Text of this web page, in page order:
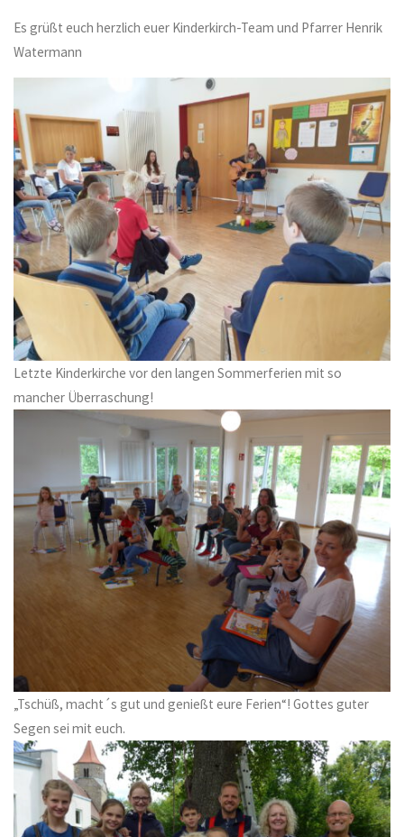
Es grüßt euch herzlich euer Kinderkirch-Team und Pfarrer Henrik
Watermann
Letzte Kinderkirche vor den langen Sommerferien mit so
mancher Überraschung!
„Tschüß, macht´s gut und genießt eure Ferien“! Gottes guter
Segen sei mit euch.